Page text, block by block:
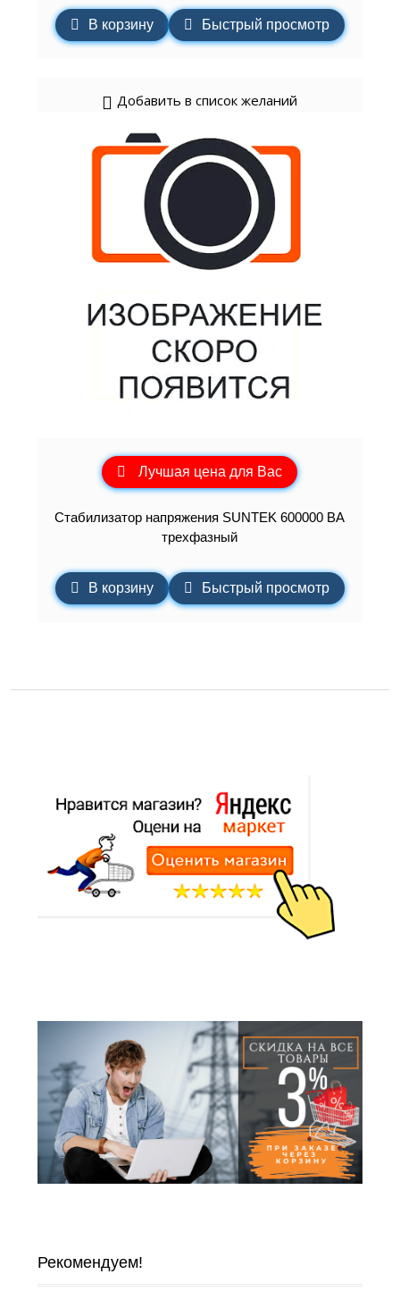
В корзину Быстрый просмотр
Добавить в список желаний
Лучшая цена для Вас
Стабилизатор напряжения SUNTEK 600000 ВА
трехфазный
В корзину Быстрый просмотр
Рекомендуем!